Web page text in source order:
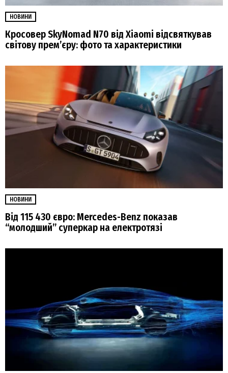
НОВИНИ
Кросовер SkyNomad N70 від Xiaomi відсвяткував
світову прем’єру: фото та характеристики
НОВИНИ
Від 115 430 євро: Mercedes-Benz показав
“молодший” суперкар на електротязі